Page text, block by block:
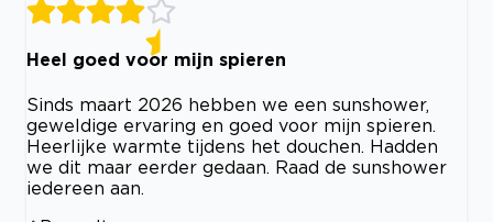
Heel goed voor mijn spieren
Sinds maart 2026 hebben we een sunshower,
geweldige ervaring en goed voor mijn spieren.
Heerlijke warmte tijdens het douchen. Hadden
we dit maar eerder gedaan. Raad de sunshower
iedereen aan.